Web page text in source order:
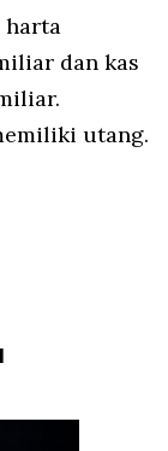
harta
dan kas
utang.